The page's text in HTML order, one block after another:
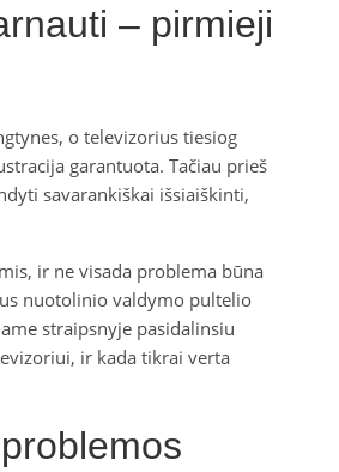
– pirmieji
o televizorius tiesiog
garantuota. Tačiau prieš
savarankiškai išsiaiškinti,
ir ne visada problema būna
nuotolinio valdymo pultelio
straipsnyje pasidalinsiu
ir kada tikrai verta